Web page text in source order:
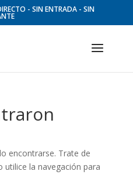
- SIN ENTRADA - SIN
encontrarse. Trate de
utilice la navegación para